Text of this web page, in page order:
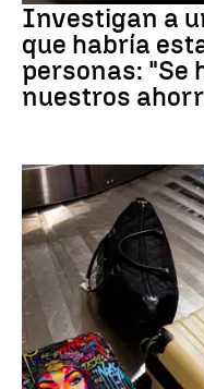
Investigan a
que habría
personas: "Se
nuestros